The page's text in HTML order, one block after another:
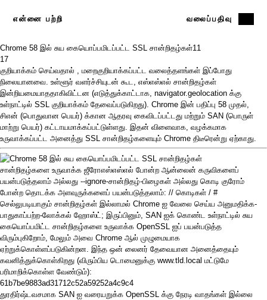
என்னை பற்றி வலைப்பதிவு
Chrome 58 இல் சுய கையொப்பமிடப்பட்ட SSL சான்றிதழ்கள்11
17
குறியாக்கம் செய்வதால் , மறைகுறியாக்கப்பட்ட வலைத்தளங்கள் இப்போது
நிலையானவை. உள்ளூர் வளர்ச்சியுடன் கூட, எஸ்எஸ்எல் சான்றிதழ்கள்
இன்றியமையாததாகிவிட்டன (எடுத்துக்காட்டாக, navigator.geolocation க்கு
உள்நாட்டில் SSL குறியாக்கம் தேவைப்படுகிறது). Chrome இன் பதிப்பு 58 முதல்,
சிஎன் (பொதுவான பெயர்) க்கான ஆதரவு கைவிடப்பட்டது மற்றும் SAN (பொருள்
மாற்று பெயர்) கட்டாயமாக்கப்பட்டுள்ளது. இதன் விளைவாக, வழக்கமாக
உருவாக்கப்பட்ட அனைத்து SSL சான்றிதழ்களையும் Chrome திடீரென்று ஏற்காது.
சான்றிதழ்களை உருவாக்க ஜீரோஎஸ்எஸ்எல் போன்ற ஆன்லைன் கருவிகளைப்
பயன்படுத்தலாம் அல்லது --ignore-சான்றிதழ்-பிழைகள் அல்லது கொடி குரோம்
போன்ற தொடக்க அளவுருக்களைப் பயன்படுத்தலாம்: // கொடிகள் / #
செல்லுபடியாகும் சான்றிதழ்கள் இல்லாமல் Chrome ஐ வேலை செய்ய அனுமதிக்க-
பாதுகாப்பற்ற-லோக்கல் ஹோஸ்ட்; இருப்பினும், SAN ஐக் கொண்ட உள்நாட்டில் சுய
கையொப்பமிட்ட சான்றிதழ்களை உருவாக்க OpenSSL ஐப் பயன்படுத்த
விரும்புகிறோம், மேலும் அவை Chrome ஆல் முழுமையாக
ஏற்றுக்கொள்ளப்படுகின்றன. இந்த ஒன் லைனர் தேவையான அனைத்தையும்
கவனித்துக்கொள்கிறது (விரும்பிய டொமைனுக்கு www.tld.local மட்டுமே
பரிமாறிக்கொள்ள வேண்டும்):
61b7be9883ad31712c52a59252a4c9c4
துரதிர்ஷ்டவசமாக SAN ஐ வரையறுக்க OpenSSL க்கு நேரடி வாதங்கள் இல்லை